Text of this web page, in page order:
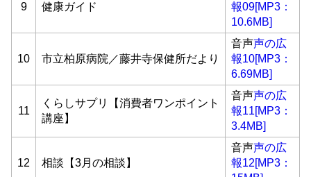
9 健康ガイド
報09[MP3：
10.6MB]
10 市立柏原病院／藤井寺保健所だより
音声声の広
報10[MP3：
6.69MB]
11
くらしサプリ【消費者ワンポイント
講座】
音声声の広
報11[MP3：
3.4MB]
12 相談【3月の相談】
音声声の広
報12[MP3：